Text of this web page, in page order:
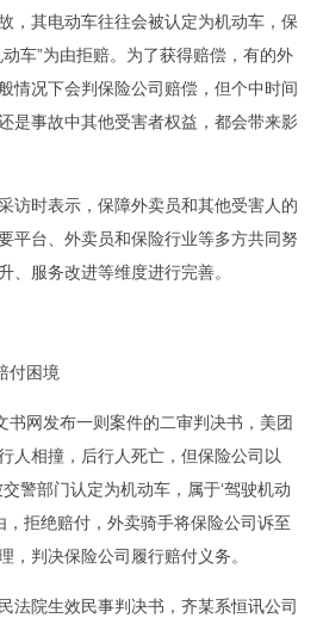
，其电动车往往会被认定为机动车，保
车”为由拒赔。为了获得赔偿，有的外
情况下会判保险公司赔偿，但个中时间
是事故中其他受害者权益，都会带来影
访时表示，保障外卖员和其他受害人的
平台、外卖员和保险行业等多方共同努
、服务改进等维度进行完善。
付困境
书网发布一则案件的二审判决书，美团
人相撞，后行人死亡，但保险公司以
警部门认定为机动车，属于‘驾驶机动
，拒绝赔付，外卖骑手将保险公司诉至
，判决保险公司履行赔付义务。
法院生效民事判决书，齐某系恒讯公司